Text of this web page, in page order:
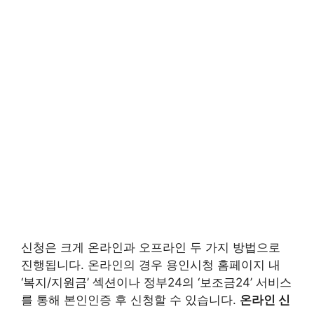
신청은 크게 온라인과 오프라인 두 가지 방법으로
진행됩니다. 온라인의 경우 용인시청 홈페이지 내
‘복지/지원금’ 섹션이나 정부24의 ‘보조금24’ 서비스
를 통해 본인인증 후 신청할 수 있습니다. 온라인 신